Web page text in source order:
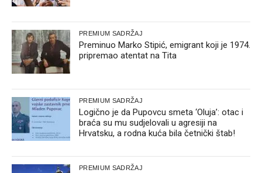
PREMIUM SADRŽAJ
Preminuo Marko Stipić, emigrant koji je 1974.
pripremao atentat na Tita
PREMIUM SADRŽAJ
Logično je da Pupovcu smeta ‘Oluja’: otac i
braća su mu sudjelovali u agresiji na
Hrvatsku, a rodna kuća bila četnički štab!
PREMIUM SADRŽAJ